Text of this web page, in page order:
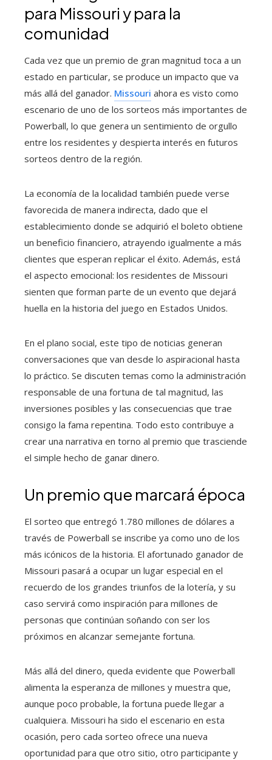
para Missouri y para la
comunidad
Cada vez que un premio de gran magnitud toca a un
estado en particular, se produce un impacto que va
más allá del ganador. Missouri ahora es visto como
escenario de uno de los sorteos más importantes de
Powerball, lo que genera un sentimiento de orgullo
entre los residentes y despierta interés en futuros
sorteos dentro de la región.
La economía de la localidad también puede verse
favorecida de manera indirecta, dado que el
establecimiento donde se adquirió el boleto obtiene
un beneficio financiero, atrayendo igualmente a más
clientes que esperan replicar el éxito. Además, está
el aspecto emocional: los residentes de Missouri
sienten que forman parte de un evento que dejará
huella en la historia del juego en Estados Unidos.
En el plano social, este tipo de noticias generan
conversaciones que van desde lo aspiracional hasta
lo práctico. Se discuten temas como la administración
responsable de una fortuna de tal magnitud, las
inversiones posibles y las consecuencias que trae
consigo la fama repentina. Todo esto contribuye a
crear una narrativa en torno al premio que trasciende
el simple hecho de ganar dinero.
Un premio que marcará época
El sorteo que entregó 1.780 millones de dólares a
través de Powerball se inscribe ya como uno de los
más icónicos de la historia. El afortunado ganador de
Missouri pasará a ocupar un lugar especial en el
recuerdo de los grandes triunfos de la lotería, y su
caso servirá como inspiración para millones de
personas que continúan soñando con ser los
próximos en alcanzar semejante fortuna.
Más allá del dinero, queda evidente que Powerball
alimenta la esperanza de millones y muestra que,
aunque poco probable, la fortuna puede llegar a
cualquiera. Missouri ha sido el escenario en esta
ocasión, pero cada sorteo ofrece una nueva
oportunidad para que otro sitio, otro participante y